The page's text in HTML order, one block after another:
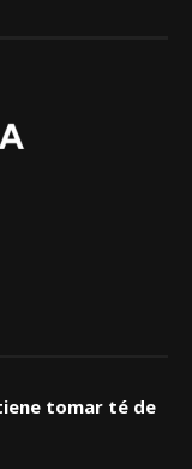
tomar té de